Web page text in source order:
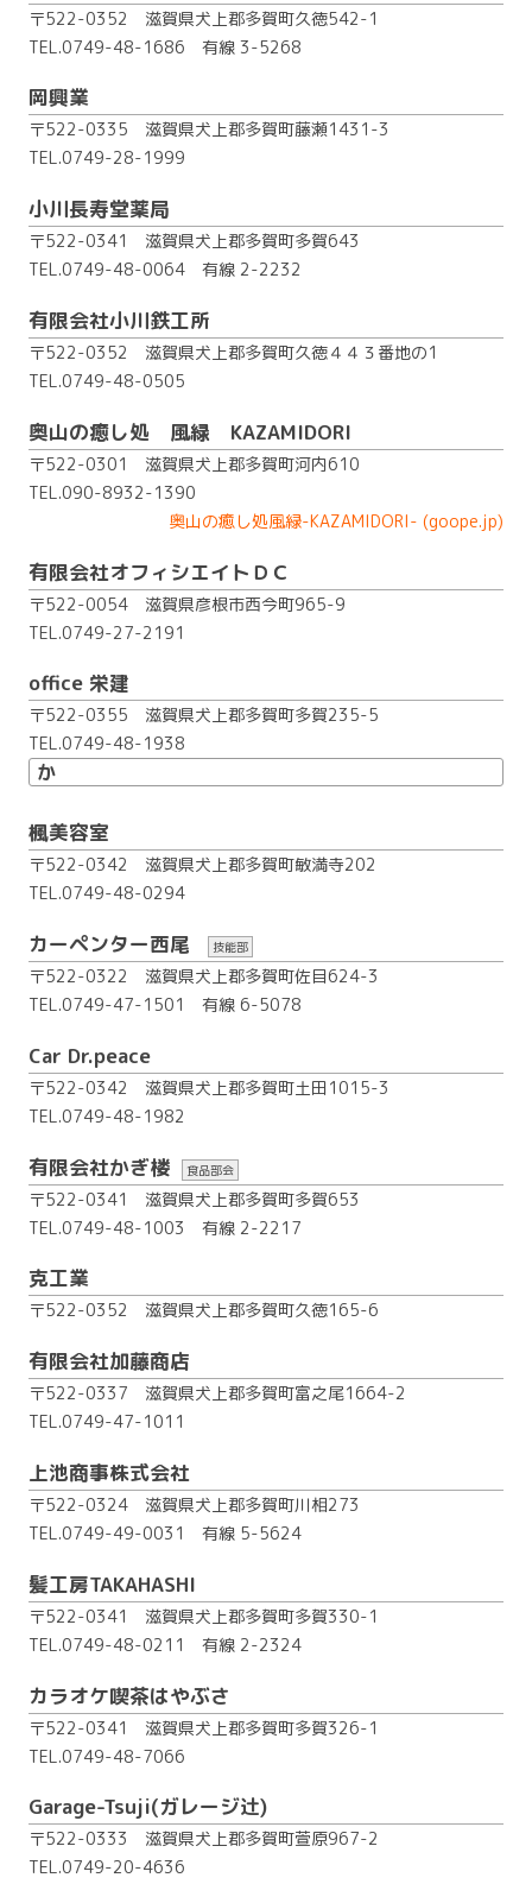
〒522-0352 滋賀県犬上郡多賀町久徳542-1
TEL.0749-48-1686
有線 3-5268
岡興業
〒522-0335 滋賀県犬上郡多賀町藤瀬1431-3
TEL.0749-28-1999
小川長寿堂薬局
〒522-0341 滋賀県犬上郡多賀町多賀643
TEL.0749-48-0064
有線 2-2232
有限会社小川鉄工所
〒522-0352 滋賀県犬上郡多賀町久徳４４３番地の1
TEL.0749-48-0505
奥山の癒し処 風緑 KAZAMIDORI
〒522-0301 滋賀県犬上郡多賀町河内610
TEL.090-8932-1390
奥山の癒し処風緑-KAZAMIDORI- (goope.jp)
有限会社オフィシエイトＤＣ
〒522-0054 滋賀県彦根市西今町965-9
TEL.0749-27-2191
office 栄建
〒522-0355 滋賀県犬上郡多賀町多賀235-5
TEL.0749-48-1938
か
楓美容室
〒522-0342 滋賀県犬上郡多賀町敏満寺202
TEL.0749-48-0294
カーペンター西尾 技能部
〒522-0322 滋賀県犬上郡多賀町佐目624-3
TEL.0749-47-1501
有線 6-5078
Car Dr.peace
〒522-0342 滋賀県犬上郡多賀町土田1015-3
TEL.0749-48-1982
有限会社かぎ楼 食品部会
〒522-0341 滋賀県犬上郡多賀町多賀653
TEL.0749-48-1003
有線 2-2217
克工業
〒522-0352 滋賀県犬上郡多賀町久徳165-6
有限会社加藤商店
〒522-0337 滋賀県犬上郡多賀町富之尾1664-2
TEL.0749-47-1011
上池商事株式会社
〒522-0324 滋賀県犬上郡多賀町川相273
TEL.0749-49-0031
有線 5-5624
髪工房TAKAHASHI
〒522-0341 滋賀県犬上郡多賀町多賀330-1
TEL.0749-48-0211
有線 2-2324
カラオケ喫茶はやぶさ
〒522-0341 滋賀県犬上郡多賀町多賀326-1
TEL.0749-48-7066
Garage-Tsuji(ガレージ辻)
〒522-0333 滋賀県犬上郡多賀町萱原967-2
TEL.0749-20-4636